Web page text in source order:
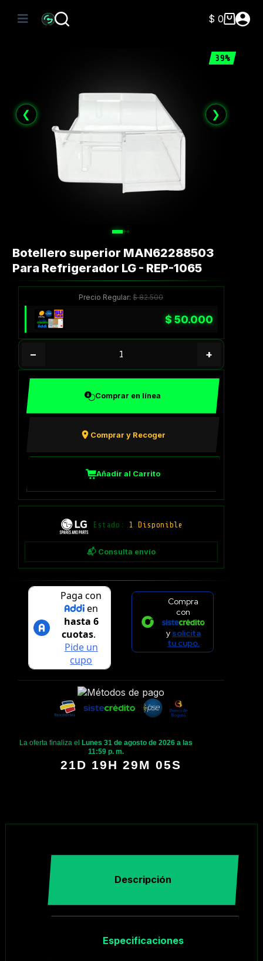
Carro
$ 0
39%
❮ ❯
Botellero superior MAN62288503
Para Refrigerador LG - REP-1065
Precio Regular:$82.500
$50.000
− +
Comprar en línea
Comprar y Recoger
Añadir al Carrito
Estado: 1 Disponible
📬 Consulta envío
Compra
con
y solicita
tu cupo.
La oferta finaliza el
Lunes 31 de agosto de 2026 a las
11:59 p. m.
21D 19H 29M 05S
Descripción
Especificaciones